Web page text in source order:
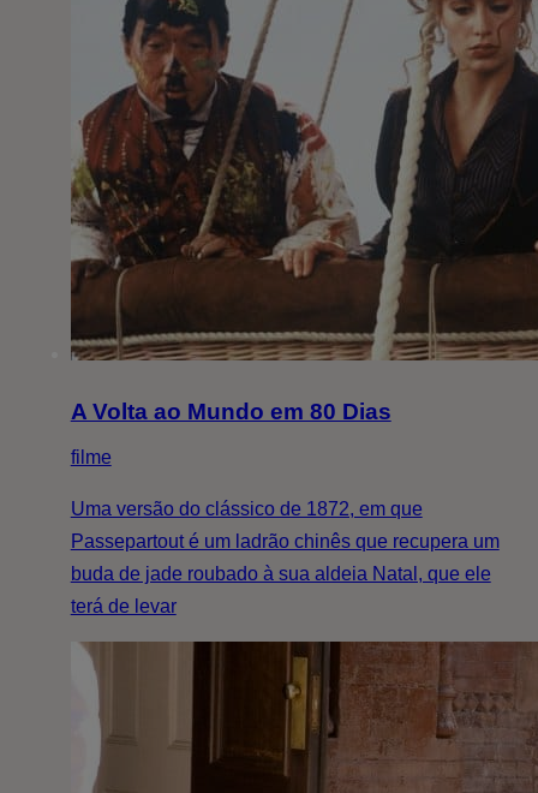
A Volta ao Mundo em 80 Dias
filme
Uma versão do clássico de 1872, em que
Passepartout é um ladrão chinês que recupera um
buda de jade roubado à sua aldeia Natal, que ele
terá de levar